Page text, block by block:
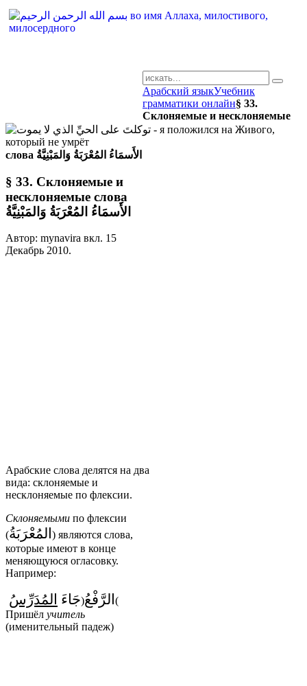
Арабский языкУчебник
грамматики онлайн§ 33.
Склоняемые и несклоняемые
слова الأَسمَاءُ المُعْرَبَةُ وَالمَبْنِيَّةُ
§ 33. Склоняемые и
несклоняемые слова
الأَسمَاءُ المُعْرَبَةُ وَالمَبْنِيَّةُ
Автор: mynavira вкл. 15
Декабрь 2010.
Арабские слова делятся на два
вида: склоняемые и
несклоняемые по флексии.
Склоняемыми по флексии
(المُعْرَبَةُ ) являются слова,
которые имеют в конце
меняющуюся огласовку.
Например:
جَاءَ المُدَرِّسُ (الرَّفْعُ )
Пришёл учитель
(именительный падеж)